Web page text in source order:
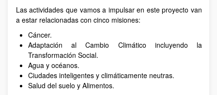
Las actividades que vamos a impulsar en este proyecto van
a estar relacionadas con cinco misiones:
Cáncer.
Adaptación al Cambio Climático incluyendo la
Transformación Social.
Agua y océanos.
Ciudades inteligentes y climáticamente neutras.
Salud del suelo y Alimentos.